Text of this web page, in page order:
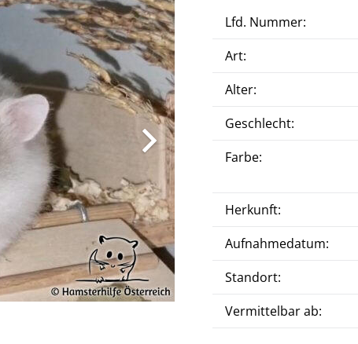
Lfd. Nummer:
Art:
Alter:
Geschlecht:
Farbe:
Herkunft:
Aufnahmedatum:
Standort:
Vermittelbar ab: